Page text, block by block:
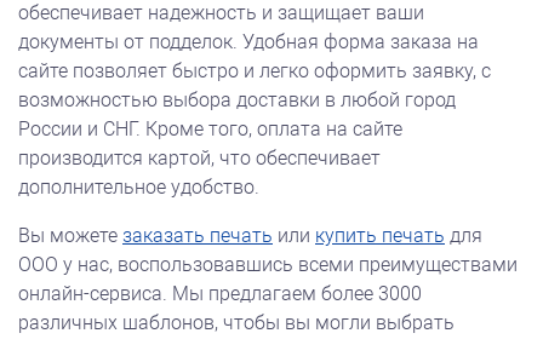
обеспечивает надежность и защищает ваши
документы от подделок. Удобная форма заказа на
сайте позволяет быстро и легко оформить заявку, с
возможностью выбора доставки в любой город
России и СНГ. Кроме того, оплата на сайте
производится картой, что обеспечивает
дополнительное удобство.
Вы можете заказать печать или купить печать для
ООО у нас, воспользовавшись всеми преимуществами
онлайн-сервиса. Мы предлагаем более 3000
различных шаблонов, чтобы вы могли выбрать